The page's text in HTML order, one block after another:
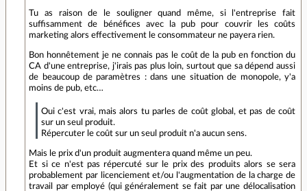
Tu as raison de le souligner quand même, si l'entreprise fait
suffisamment de bénéfices avec la pub pour couvrir les coûts
marketing alors effectivement le consommateur ne payera rien.
Bon honnêtement je ne connais pas le coût de la pub en fonction du
CA d'une entreprise, j'irais pas plus loin, surtout que sa dépend aussi
de beaucoup de paramètres : dans une situation de monopole, y'a
moins de pub, etc…
Oui c'est vrai, mais alors tu parles de coût global, et pas de coût
sur un seul produit.
Répercuter le coût sur un seul produit n'a aucun sens.
Mais le prix d'un produit augmentera quand même un peu.
Et si ce n'est pas répercuté sur le prix des produits alors se sera
probablement par licenciement et/ou l'augmentation de la charge de
travail par employé (qui généralement se fait par une délocalisation